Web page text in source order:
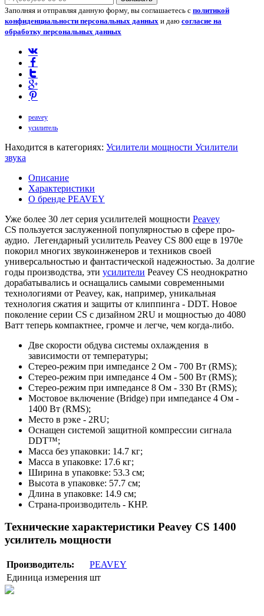
Заполняя и отправляя данную форму, вы соглашаетесь с политикой
конфиденциальности персональных данных и даю согласие на
обработку персональных данных
peavey
усилитель
Находится в категориях: Усилители мощности Усилители
звука
Описание
Характеристики
О бренде PEAVEY
Уже более 30 лет серия усилителей мощности Peavey
CS пользуется заслуженной популярностью в сфере про-
аудио. Легендарный усилитель Peavey CS 800 еще в 1970е
покорил многих звукоинженеров и техников своей
универсальностью и фантастической надежностью. За долгие
годы производства, эти усилители Peavey CS неоднократно
дорабатывались и оснащались самыми современными
технологиями от Peavey, как, например, уникальная
технология сжатия и защиты от клиппинга - DDT. Новое
поколение серии CS с дизайном 2RU и мощностью до 4080
Ватт теперь компактнее, громче и легче, чем когда-либо.
Две скорости обдува системы охлаждения в
зависимости от температуры;
Стерео-режим при импедансе 2 Ом - 700 Вт (RMS);
Стерео-режим при импедансе 4 Ом - 500 Вт (RMS);
Стерео-режим при импедансе 8 Ом - 330 Вт (RMS);
Мостовое включение (Bridge) при импедансе 4 Ом -
1400 Вт (RMS);
Место в рэке - 2RU;
Оснащен системой защитной компрессии сигнала
DDT™;
Масса без упаковки: 14.7 кг;
Масса в упаковке: 17.6 кг;
Ширина в упаковке: 53.3 см;
Высота в упаковке: 57.7 см;
Длина в упаковке: 14.9 см;
Страна-производитель - КНР.
Технические характеристики Peavey CS 1400
усилитель мощности
Производитель:
PEAVEY
Единица измерения шт